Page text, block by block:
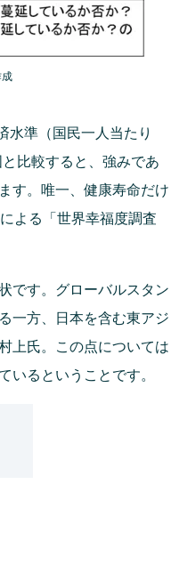
水準（国民一人当たり
比較すると、強みであ
す。唯一、健康寿命だけ
よる「世界幸福度調査
です。グローバルスタン
一方、日本を含む東アジ
上氏。この点については
いるということです。